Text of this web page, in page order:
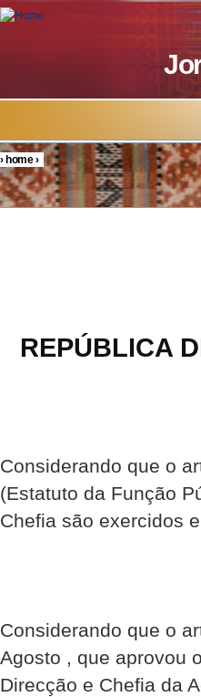
Skip to main content
You are here
›home›
REPÚBLICA
Considerando que o
(Estatuto da Função
Chefia são exercidos
Considerando que o
Agosto , que aprovou
Direcção e Chefia da